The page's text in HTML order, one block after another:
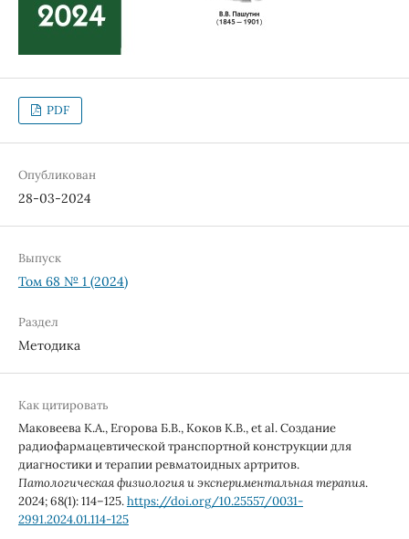
PDF
Опубликован
28-03-2024
Выпуск
Том 68 № 1 (2024)
Раздел
Методика
Как цитировать
Маковеева К.А., Егорова Б.В., Коков К.В., et al. Создание
радиофармацевтической транспортной конструкции для
диагностики и терапии ревматоидных артритов.
Патологическая физиология и экспериментальная терапия.
2024; 68(1): 114–125.https://doi.org/10.25557/0031-
2991.2024.01.114-125